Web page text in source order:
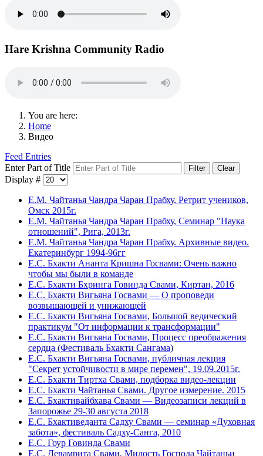
Hare Krishna Community Radio
You are here:
Home
Видео
Feed Entries
Enter Part of Title
Filter Clear
Display #
Е.М. Чайтанья Чандра Чаран Прабху, Ретрит учеников,
Омск 2015г.
Е.М. Чайтанья Чандра Чаран Прабху, Семинар "Наука
отношений", Рига, 2013г.
Е.М. Чайтанья Чандра Чаран Прабху. Архивные видео.
Екатеринбург 1994-96гг
Е.С. Бхакти Ананта Кришна Госвами: Очень важно
чтобы мы были в команде
Е.С. Бхакти Бхринга Говинда Свами, Киртан, 2016
Е.С. Бхакти Вигьяна Госвами — О проповеди
возвышающей и унижающей
Е.С. Бхакти Вигьяна Госвами, Большой ведический
практикум "От информации к трансформации"
Е.С. Бхакти Вигьяна Госвами, Процесс преображения
сердца (Фестиваль Бхакти Cангама)
Е.С. Бхакти Вигьяна Госвами, публичная лекция
"Секрет устойчивости в мире перемен", 19.09.2015г.
Е.С. Бхакти Тиртха Свами, подборка видео-лекции
Е.С. Бхакти Чайтанья Свами. Другое измерение. 2015
Е.С. Бхактивайбхава Свами — Видеозаписи лекций в
Запорожье 29-30 августа 2018
Е.С. Бхактиведанта Садху Свами — семинар «Духовная
забота», фестиваль Садху-Санга, 2010
Е.С. Гоур Говинда Свами
Е.С. Девамрита Свами, Милость Господа Чайтаньи